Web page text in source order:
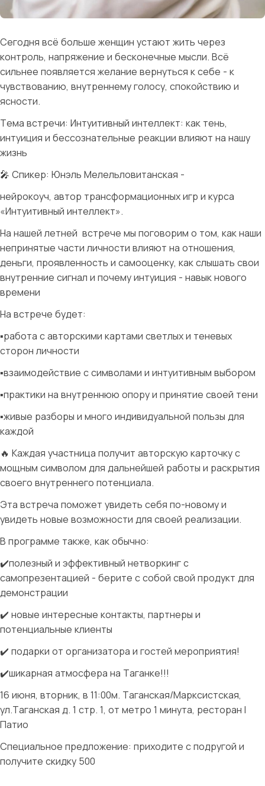
Сегодня всё больше женщин устают жить через
контроль, напряжение и бесконечные мысли. Всё
сильнее появляется желание вернуться к себе - к
чувствованию, внутреннему голосу, спокойствию и
ясности.
Тема встречи: Интуитивный интеллект: как тень,
интуиция и бессознательные реакции влияют на нашу
жизнь
🎤 Спикер: Юнэль Мелельловитанская -
нейрокоуч, автор трансформационных игр и курса
«Интуитивный интеллект».
На нашей летней встрече мы поговорим о том, как наши
непринятые части личности влияют на отношения,
деньги, проявленность и самооценку, как слышать свои
внутренние сигнал и почему интуиция - навык нового
времени
На встрече будет:
▪️работа с авторскими картами светлых и теневых
сторон личности
▪️взаимодействие с символами и интуитивным выбором
▪️практики на внутреннюю опору и принятие своей тени
▪️живые разборы и много индивидуальной пользы для
каждой
🔥 Каждая участница получит авторскую карточку с
мощным символом для дальнейшей работы и раскрытия
своего внутреннего потенциала.
Эта встреча поможет увидеть себя по-новому и
увидеть новые возможности для своей реализации.
В программе также, как обычно:
✔️полезный и эффективный нетворкинг с
самопрезентацией - берите с собой свой продукт для
демонстрации
✔️ новые интересные контакты, партнеры и
потенциальные клиенты
✔️ подарки от организатора и гостей мероприятия!
✔️шикарная атмосфера на Таганке!!!
16 июня, вторник, в 11:00м. Таганская/Марксистская,
ул.Таганская д. 1 стр. 1, от метро 1 минута, ресторан l
Патио
Специальное предложение: приходите с подругой и
получите скидку 500